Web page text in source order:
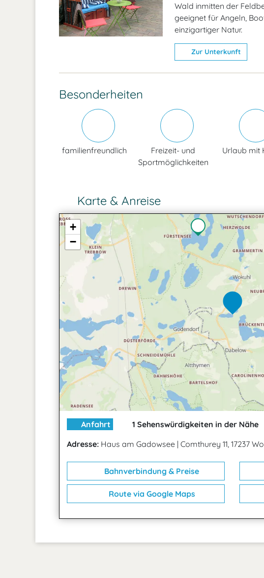
Wald inmitten der
geeignet für Angeln,
einzigartiger Natur.
Zur Unterkunft
Besonderheiten
familienfreundlich
Freizeit- und
Sportmöglichkeiten
Urlaub mit
Karte & Anreise
+
−
Anfahrt
1 Sehenswürdigkeiten in der Nähe
Adresse: Haus am Gadowsee | Comthurey 11, 17237
Bahnverbindung & Preise
Route via Google Maps